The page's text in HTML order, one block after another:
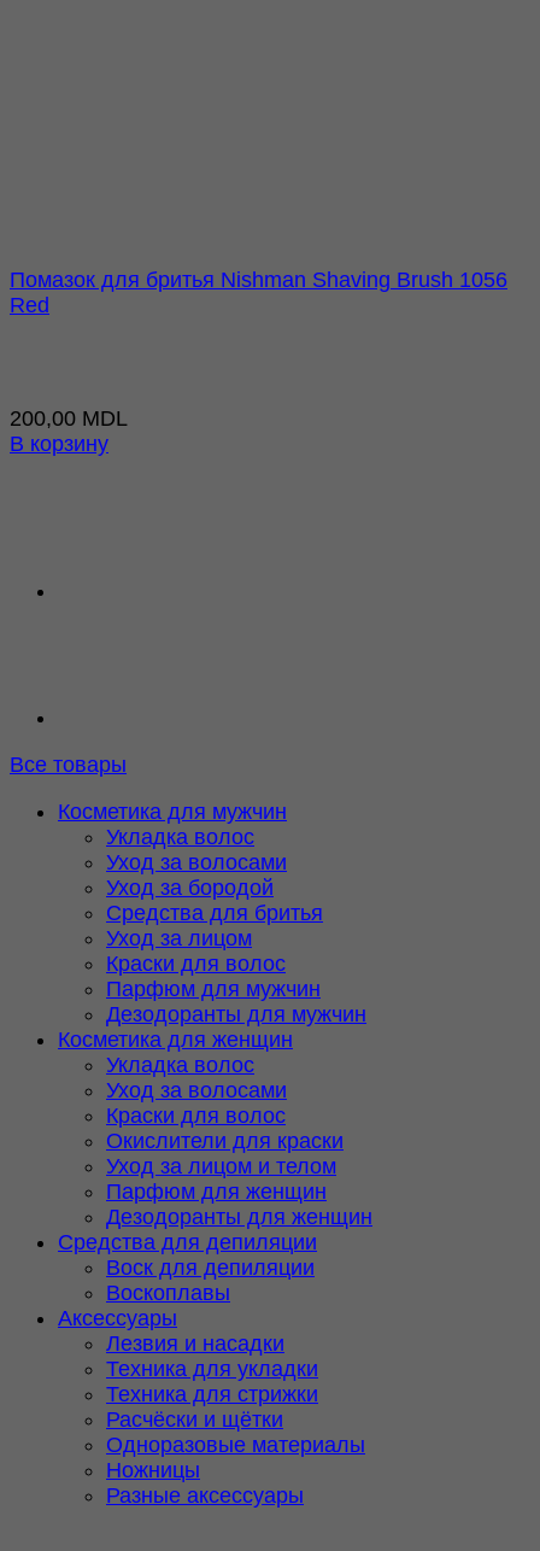
Помазок для бритья Nishman Shaving Brush 1056
Red
200,00 MDL
В корзину
Все товары
Косметика для мужчин
Укладка волос
Уход за волосами
Уход за бородой
Средства для бритья
Уход за лицом
Краски для волос
Парфюм для мужчин
Дезодоранты для мужчин
Косметика для женщин
Укладка волос
Уход за волосами
Краски для волос
Окислители для краски
Уход за лицом и телом
Парфюм для женщин
Дезодоранты для женщин
Средства для депиляции
Воск для депиляции
Воскоплавы
Аксессуары
Лезвия и насадки
Техника для укладки
Техника для стрижки
Расчёски и щётки
Одноразовые материалы
Ножницы
Разные аксессуары